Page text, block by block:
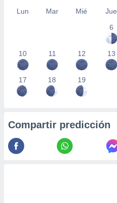
Lun Mar Mié Jue
6
10 11 12 13
17 18 19
Compartir predicción